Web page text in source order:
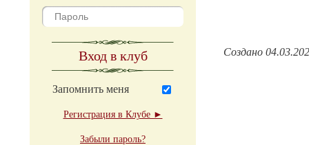
Вход в клуб
Запомнить меня
Регистрация в Клубе ►
Забыли пароль?
Создано